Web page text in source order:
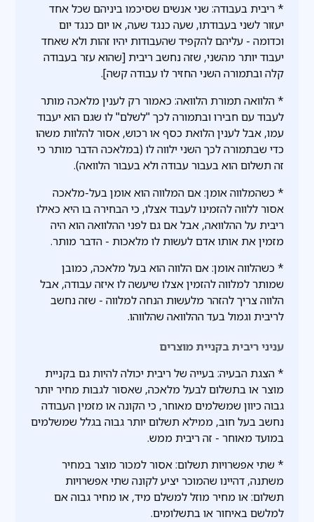
* ריבית בעבודה: שני אנשים שסיכמו ביניהם שכל אחד
יעזור לשני בעבודתו, שעה כנגד שעה, או יום כנגד יום
וכדומה - עליהם להקפיד שהעבודות יהיו זהות ולא שאחד
יעבוד יותר מהשני, שזה נחשב ריבית [שהוא עזר בעבודה
קלה ובתמורה השני החזיר לו עבודה קשה].
* הלוואה תמורת הלוואה: כאמור רק לענין מלאכה מותר
לעבוד עם חבירו ובתמורה לכך "לשלם" לו שגם הוא יעבוד
עמו, אבל לענין הלואת כסף או רכוש, אסור להלוות משהו
כדי שבתמורה לכך השני ילווה לו (במלאכה הדבר מותר כי
זה תשלום הוא בעבור עבודה ולא בעבור הלוואה).
* כשהמלווה אומן: אם המלווה הוא אומן בעל-מלאכה
אסור ללווה להזמינו לעבוד אצלו, כי הבחירה בו היא כאילו
ריבית על ההלוואה, אבל אם גם לפני ההלוואה הוא היה
מזמין את אותו אדם לעשות לו מלאכות - הדבר מותר.
* כשהלווה אומן: אם הלווה הוא בעל מלאכה, כמובן
שמותר למלווה להזמין אצלו שיעשה לו איזה עבודה, אבל
הלווה צריך להזהר מלעשות הנחה למלווה - שזה נחשב
לריבית וגמול בעד ההלוואה שהלווהו.
עניני ריבית בקניית מוצרים
* הצגת הבעיה: בעייה של ריבית יכולה להיות גם בקניית
מוצר או בתשלום לבעל מלאכה, שאסור לגבות מחיר יותר
גבוה כיוון שמשלמים מאוחר, כי הקונה או מזמין העבודה
נחשב בעל חוב, ממילא תשלום יותר גבוה בגלל שמשלמים
במועד מאוחר - זה ריבית ממש.
* שתי אפשרויות תשלום: אסור למכור מוצר במחיר
משתנה, דהיינו שהמוכר יציע לקונה שתי אפשרויות
תשלום: או מחיר מוזל למשלם מיד, או מחיר גבוה אם
למלשם באיחור או בתשלומים.